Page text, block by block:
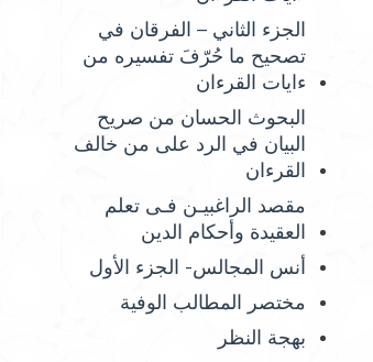
الجزء الثاني – الفرقان في
تصحيح ما حُرّفَ تفسيره من
ءايات القرءان
البحوث الحسان من صريح
البيان في الرد على من خالف
القرءان
مقصد الراغبيـن فـى تعلم
العقيدة وأحكام الدين
أنس المجالس- الجزء الأول
مختصر المطالب الوفية
بهجة النظر